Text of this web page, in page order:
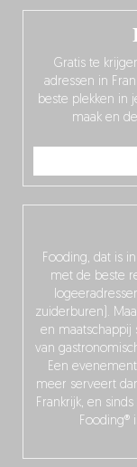
Fooding, dat is
met de beste
zuiderburen).
en maatschappij
van
Een
meer serveert
Frankrijk, en
Fooding®
Gratis te
adressen in
beste plekken in
maak en